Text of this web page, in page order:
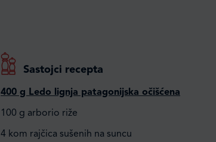
Sastojci recepta
400 g Ledo lignja patagonijska očišćena
100 g arborio riže
4 kom rajčica sušenih na suncu